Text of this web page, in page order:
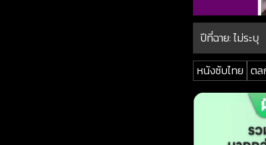
ปีที่ฉาย:ไม่ระบุ
หนังซับไทย ต